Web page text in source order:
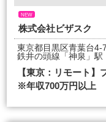
NEW
株式会社ビザスク
東京都目黒区青葉台4-
鉄井の頭線「神泉」
【東京：リモート
※年収700万円以上